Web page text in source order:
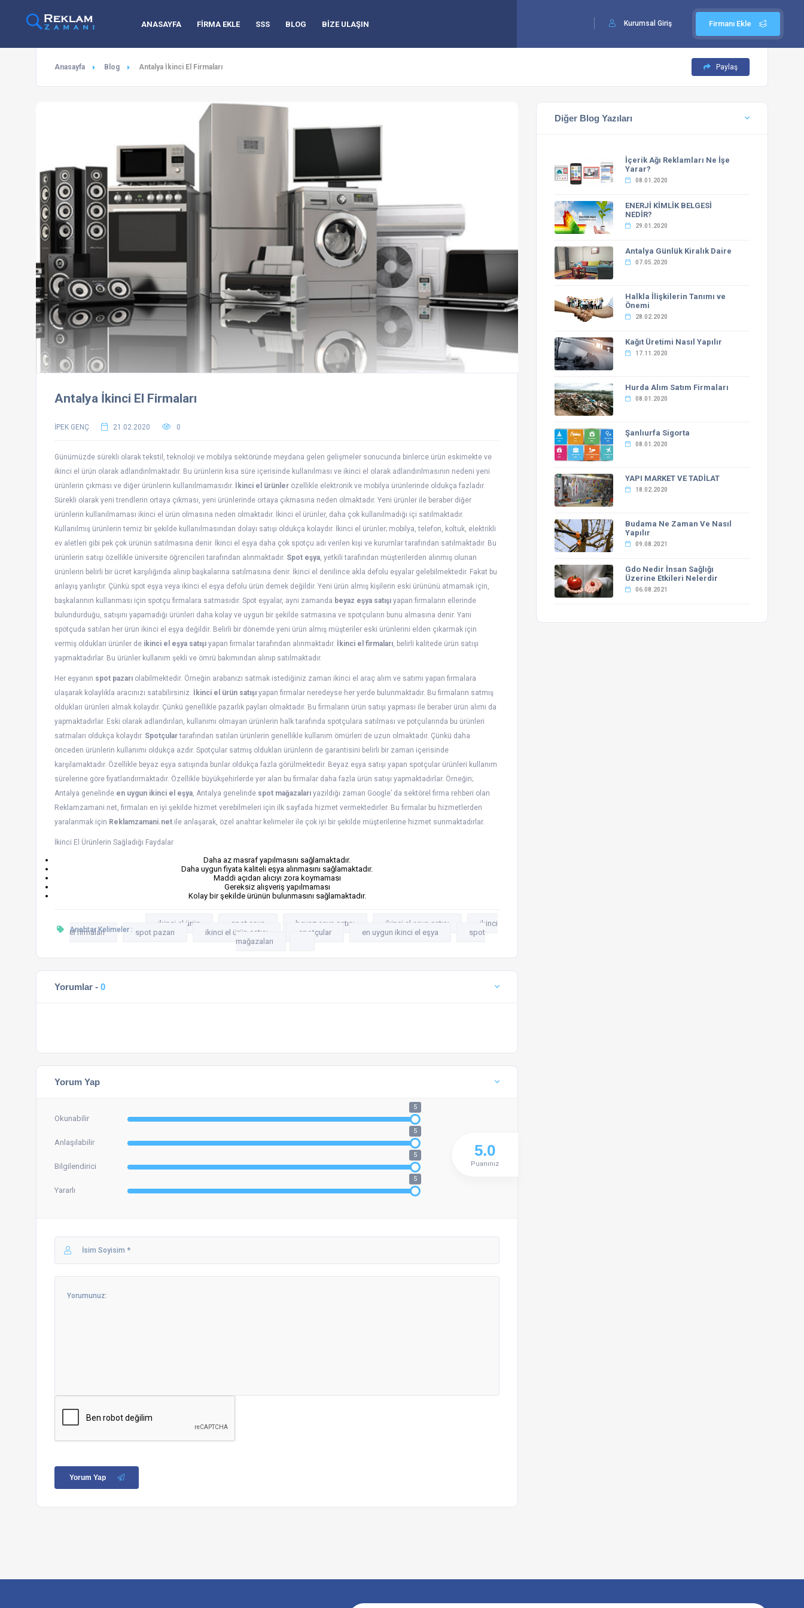
Firmanı Ekle
Kurumsal Giriş
ANASAYFA FİRMA EKLE SSS BLOG BİZE ULAŞIN
Anasayfa Blog Antalya İkinci El Firmaları Paylaş
Antalya İkinci El Firmaları
İPEK GENÇ 21.02.2020 0
Günümüzde sürekli olarak tekstil, teknoloji ve mobilya sektöründe meydana gelen gelişmeler sonucunda binlerce ürün eskimekte ve
ikinci el ürün olarak adlandırılmaktadır. Bu ürünlerin kısa süre içerisinde kullanılması ve ikinci el olarak adlandırılmasının nedeni yeni
ürünlerin çıkması ve diğer ürünlerin kullanılmamasıdır. İkinci el ürünler özellikle elektronik ve mobilya ürünlerinde oldukça fazladır.
Sürekli olarak yeni trendlerin ortaya çıkması, yeni ürünlerinde ortaya çıkmasına neden olmaktadır. Yeni ürünler ile beraber diğer
ürünlerin kullanılmaması ikinci el ürün olmasına neden olmaktadır. İkinci el ürünler, daha çok kullanılmadığı içi satılmaktadır.
Kullanılmış ürünlerin temiz bir şekilde kullanılmasından dolayı satışı oldukça kolaydır. İkinci el ürünler; mobilya, telefon, koltuk, elektrikli
ev aletleri gibi pek çok ürünün satılmasına denir. İkinci el eşya daha çok spotçu adı verilen kişi ve kurumlar tarafından satılmaktadır. Bu
ürünlerin satışı özellikle üniversite öğrencileri tarafından alınmaktadır. Spot eşya, yetkili tarafından müşterilerden alınmış olunan
ürünlerin belirli bir ücret karşılığında alınıp başkalarına satılmasına denir. İkinci el denilince akla defolu eşyalar gelebilmektedir. Fakat bu
anlayış yanlıştır. Çünkü spot eşya veya ikinci el eşya defolu ürün demek değildir. Yeni ürün almış kişilerin eski ürününü atmamak için,
başkalarının kullanması için spotçu firmalara satmasıdır. Spot eşyalar, aynı zamanda beyaz eşya satışı yapan firmaların ellerinde
bulundurduğu, satışını yapamadığı ürünleri daha kolay ve uygun bir şekilde satmasına ve spotçuların bunu almasına denir. Yani
spotçuda satılan her ürün ikinci el eşya değildir. Belirli bir dönemde yeni ürün almış müşteriler eski ürünlerini elden çıkarmak için
vermiş oldukları ürünler de ikinci el eşya satışı yapan firmalar tarafından alınmaktadır. İkinci el firmaları, belirli kalitede ürün satışı
yapmaktadırlar. Bu ürünler kullanım şekli ve ömrü bakımından alınıp satılmaktadır.
Her eşyanın spot pazarı olabilmektedir. Örneğin arabanızı satmak istediğiniz zaman ikinci el araç alım ve satımı yapan firmalara
ulaşarak kolaylıkla aracınızı satabilirsiniz. İkinci el ürün satışı yapan firmalar neredeyse her yerde bulunmaktadır. Bu firmaların satmış
oldukları ürünleri almak kolaydır. Çünkü genellikle pazarlık payları olmaktadır. Bu firmaların ürün satışı yapması ile beraber ürün alımı da
yapmaktadırlar. Eski olarak adlandırılan, kullanımı olmayan ürünlerin halk tarafında spotçulara satılması ve potçularında bu ürünleri
satmaları oldukça kolaydır. Spotçulartarafından satılan ürünlerin genellikle kullanım ömürleri de uzun olmaktadır. Çünkü daha
önceden ürünlerin kullanımı oldukça azdır. Spotçular satmış oldukları ürünlerin de garantisini belirli bir zaman içerisinde
karşılamaktadır. Özellikle beyaz eşya satışında bunlar oldukça fazla görülmektedir. Beyaz eşya satışı yapan spotçular ürünleri kullanım
sürelerine göre fiyatlandırmaktadır. Özellikle büyükşehirlerde yer alan bu firmalar daha fazla ürün satışı yapmaktadırlar. Örneğin;
Antalya genelinde en uygun ikinci el eşya, Antalya genelinde spot mağazaları yazıldığı zaman Google’ da sektörel firma rehberi olan
Reklamzamani.net, firmaları en iyi şekilde hizmet verebilmeleri için ilk sayfada hizmet vermektedirler. Bu firmalar bu hizmetlerden
yaralanmak için Reklamzamani.net ile anlaşarak, özel anahtar kelimeler ile çok iyi bir şekilde müşterilerine hizmet sunmaktadırlar.
İkinci El Ürünlerin Sağladığı Faydalar
Daha az masraf yapılmasını sağlamaktadır.
Daha uygun fiyata kaliteli eşya alınmasını sağlamaktadır.
Maddi açıdan alıcıyı zora koymaması
Gereksiz alışveriş yapılmaması
Kolay bir şekilde ürünün bulunmasını sağlamaktadır.
Anahtar Kelimeler :
ikinci el ürün spot eşya beyaz eşya satışı ikinci el eşya satışı
ikinci
el firmaları
spot pazarı ikinci el ürün satışı spotçular en uygun ikinci el eşya
spot
mağazaları
Yorumlar - 0
Yorum Yap
Okunabilir
5
Anlaşılabilir
5
Bilgilendirici
5
Yararlı
5
Puanınız
Yorum Yap
Diğer Blog Yazıları
İçerik Ağı Reklamları Ne İşe
Yarar?
08.01.2020
ENERJİ KİMLİK BELGESİ
NEDİR?
29.01.2020
Antalya Günlük Kiralık Daire
07.05.2020
Halkla İlişkilerin Tanımı ve
Önemi
28.02.2020
Kağıt Üretimi Nasıl Yapılır
17.11.2020
Hurda Alım Satım Firmaları
08.01.2020
Şanlıurfa Sigorta
08.01.2020
YAPI MARKET VE TADİLAT
18.02.2020
Budama Ne Zaman Ve Nasıl
Yapılır
09.08.2021
Gdo Nedir İnsan Sağlığı
Üzerine Etkileri Nelerdir
06.08.2021